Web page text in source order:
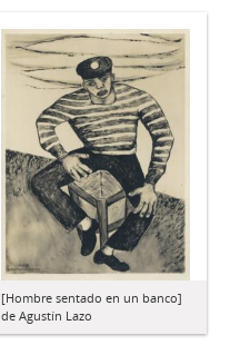
[Hombre sentado en un banco]
de Agustín Lazo